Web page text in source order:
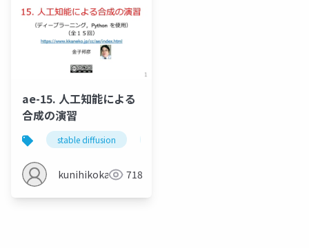
ae-15. 人工知能による
合成の演習
stable diffusion
kunihikokaneko718